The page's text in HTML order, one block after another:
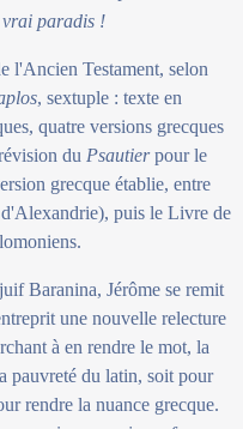
vrai paradis !
l'Ancien Testament, selon
, sextuple : texte en
quatre versions grecques
du Psautierpour le
grecque établie, entre
puis le Livre de
Baranina, Jérôme se remit
une nouvelle relecture
à en rendre le mot, la
pauvreté du latin, soit pour
rendre la nuance grecque.